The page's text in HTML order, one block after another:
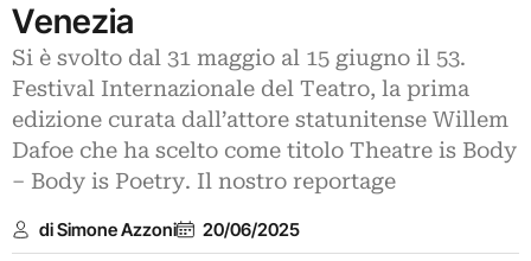
Venezia
Si è svolto dal 31 maggio al 15 giugno il 53.
Festival Internazionale del Teatro, la prima
edizione curata dall’attore statunitense Willem
Dafoe che ha scelto come titolo Theatre is Body
– Body is Poetry. Il nostro reportage
di Simone Azzoni 20/06/2025